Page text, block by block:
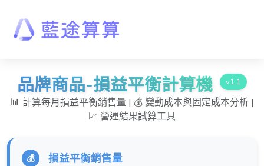
品牌商品-損益平衡計算機 v1.1
📊 計算每月損益平衡銷售量 | 💰 變動成本與固定成本分析 |
📈 營運結果試算工具
💰 損益平衡銷售量